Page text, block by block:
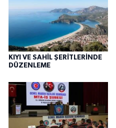
KIYI VE SAHİL ŞERİTLERİNDE
DÜZENLEME